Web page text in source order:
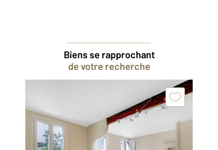
Biens se rapprochant
de votre recherche